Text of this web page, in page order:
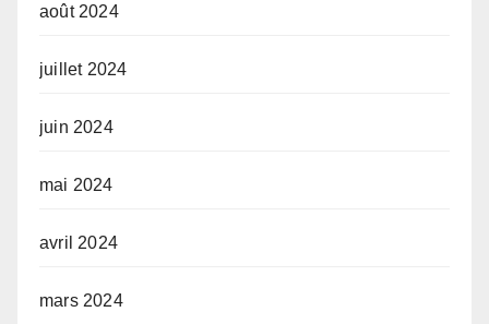
août 2024
juillet 2024
juin 2024
mai 2024
avril 2024
mars 2024